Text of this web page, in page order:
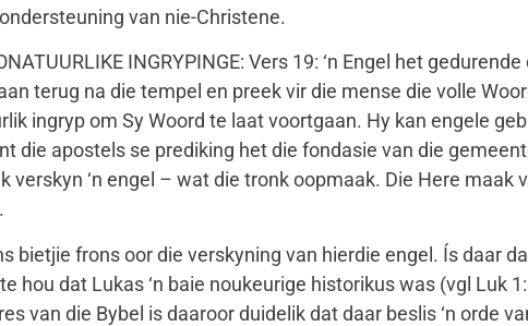
van nie-Christene.
INGRYPINGE: Vers 19: ‘n Engel het
terug na die tempel en preek vir die mense die volle
ingryp om Sy Woord te laat voortgaan. Hy kan engele
die apostels se prediking het die fondasie van die
verskyn ‘n engel – wat die tronk oopmaak. Die Here maak
bietjie frons oor die verskyning van hierdie engel. Ís daar
hou dat Lukas ‘n baie noukeurige historikus was (vgl
van die Bybel is daaroor duidelik dat daar beslis ‘n orde